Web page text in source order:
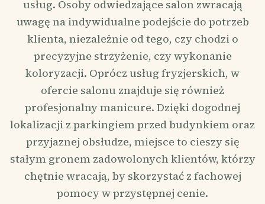
usług. Osoby odwiedzające salon zwracają
uwagę na indywidualne podejście do potrzeb
klienta, niezależnie od tego, czy chodzi o
precyzyjne strzyżenie, czy wykonanie
koloryzacji. Oprócz usług fryzjerskich, w
ofercie salonu znajduje się również
profesjonalny manicure. Dzięki dogodnej
lokalizacji z parkingiem przed budynkiem oraz
przyjaznej obsłudze, miejsce to cieszy się
stałym gronem zadowolonych klientów, którzy
chętnie wracają, by skorzystać z fachowej
pomocy w przystępnej cenie.